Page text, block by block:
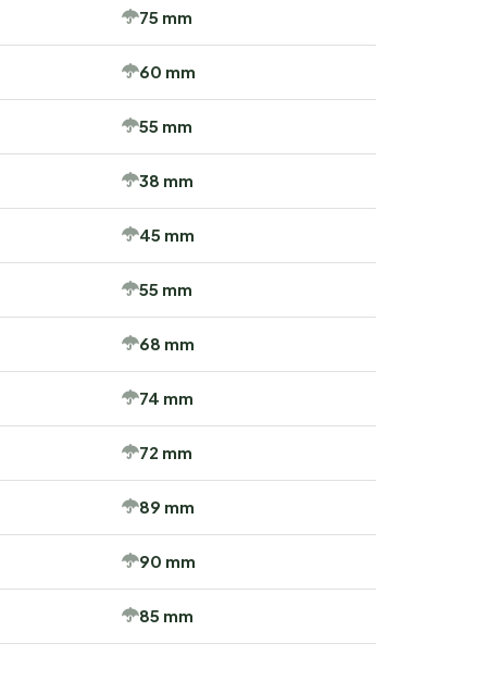
75 mm
60 mm
55 mm
38 mm
45 mm
55 mm
68 mm
74 mm
72 mm
89 mm
90 mm
85 mm